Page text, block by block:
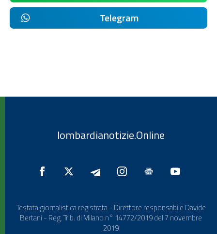
Telegram
lombardianotizie.Online
Testata giornalistica registrata - Direttore responsabile Davide
Bertani - Reg. Trib. di Milano n° 14772/2019 del 7 novembre
2019